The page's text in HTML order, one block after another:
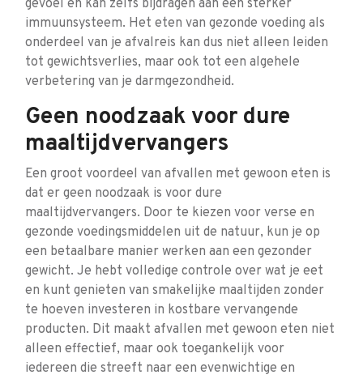
gevoel en kan zelfs bijdragen aan een sterker
immuunsysteem. Het eten van gezonde voeding als
onderdeel van je afvalreis kan dus niet alleen leiden
tot gewichtsverlies, maar ook tot een algehele
verbetering van je darmgezondheid.
Geen noodzaak voor dure
maaltijdvervangers
Een groot voordeel van afvallen met gewoon eten is
dat er geen noodzaak is voor dure
maaltijdvervangers. Door te kiezen voor verse en
gezonde voedingsmiddelen uit de natuur, kun je op
een betaalbare manier werken aan een gezonder
gewicht. Je hebt volledige controle over wat je eet
en kunt genieten van smakelijke maaltijden zonder
te hoeven investeren in kostbare vervangende
producten. Dit maakt afvallen met gewoon eten niet
alleen effectief, maar ook toegankelijk voor
iedereen die streeft naar een evenwichtige en